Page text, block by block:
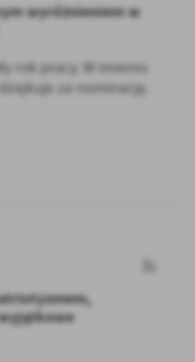
wyróżnieniem w
rok pracy. W imieniu
za nominację.